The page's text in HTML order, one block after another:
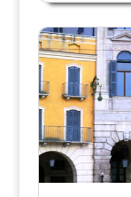
– Микеле
дворцов, в...